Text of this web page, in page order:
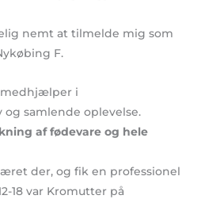
nemt at tilmelde mig som
F.
medhjælper i
samlende oplevelse.
af fødevare og hele
der, og fik en professionel
18 var Kromutter på